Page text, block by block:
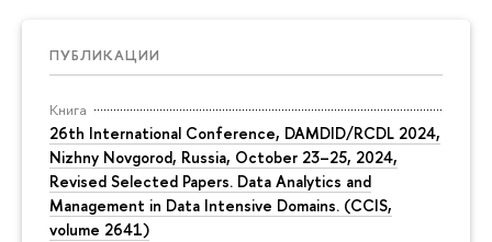
ПУБЛИКАЦИИ
Книга
26th International Conference, DAMDID/RCDL 2024,
Nizhny Novgorod, Russia, October 23–25, 2024,
Revised Selected Papers. Data Analytics and
Management in Data Intensive Domains. (CCIS,
volume 2641)